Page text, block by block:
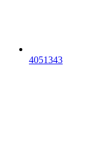
4051343